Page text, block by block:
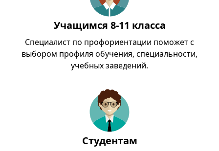
Учащимся 8-11 класса
Специалист по профориентации поможет с
выбором профиля обучения, специальности,
учебных заведений.
Студентам